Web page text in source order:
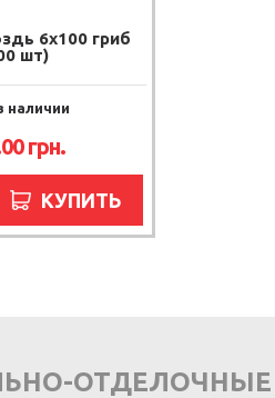
6х100 гриб
шт)
наличии
грн.
КУПИТЬ